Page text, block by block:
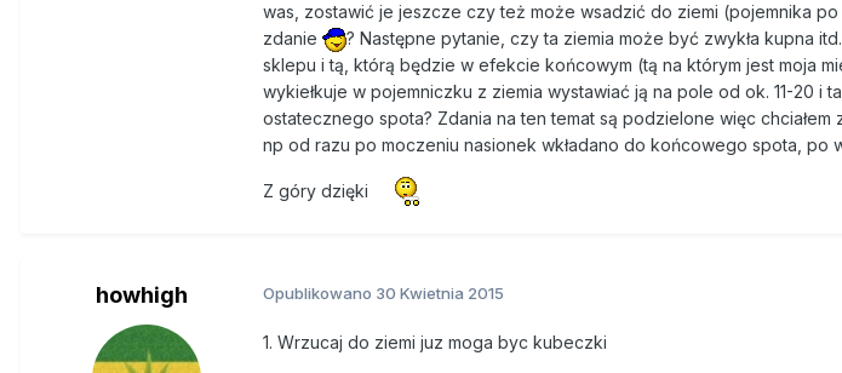
was, zostawić je jeszcze czy też może wsadzić do ziemi (pojemnika
zdanie
? Następne pytanie, czy ta ziemia może być zwykła kupna
sklepu i tą, którą będzie w efekcie końcowym (tą na którym jest moja
wykiełkuje w pojemniczku z ziemia wystawiać ją na pole od ok. 11-20 i
ostatecznego spota? Zdania na ten temat są podzielone więc chciałem
np od razu po moczeniu nasionek wkładano do końcowego spota, po
Z góry dzięki
howhigh Opublikowano 30 Kwietnia 2015
1. Wrzucaj do ziemi juz moga byc kubeczki